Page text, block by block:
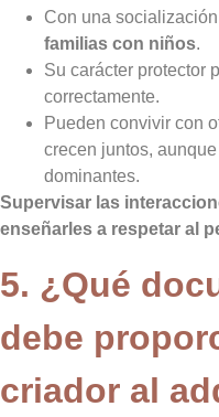
Con una
familias con niños.
Su carácter protector
correctamente.
Pueden convivir con
crecen juntos,
dominantes.
Supervisar las
enseñarles a respetar al
5. ¿Qué
debe
criador al